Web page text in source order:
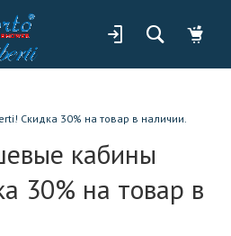
Скидка 30% на товар в наличии.
кабины
30% на товар в